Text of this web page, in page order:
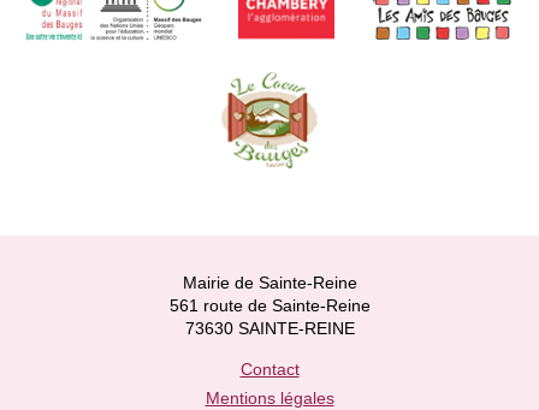
Mairie de Sainte-Reine
561 route de Sainte-Reine
73630 SAINTE-REINE
Contact
Mentions légales